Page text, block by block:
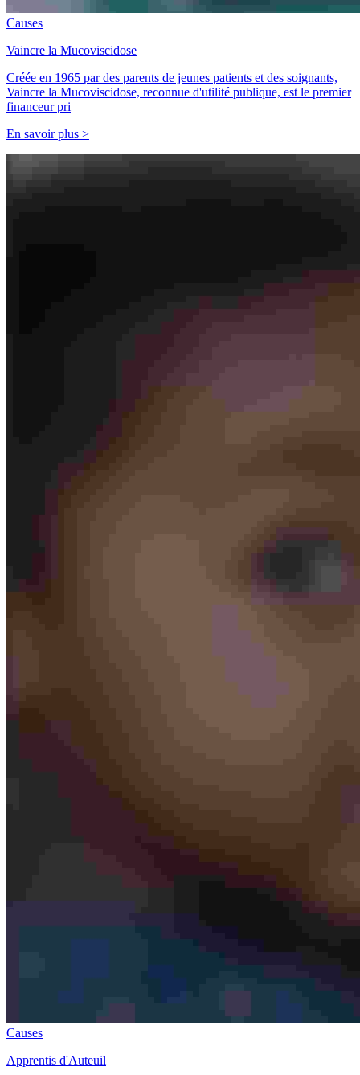
Causes
Vaincre la Mucoviscidose
Créée en 1965 par des parents de jeunes patients et des soignants,
Vaincre la Mucoviscidose, reconnue d'utilité publique, est le premier
financeur pri
En savoir plus >
Causes
Apprentis d'Auteuil